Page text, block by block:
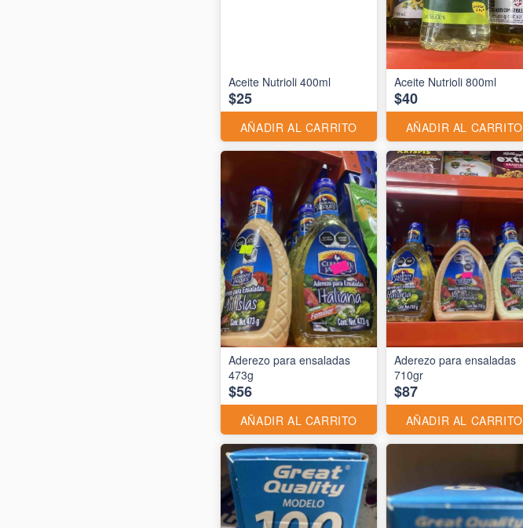
Aceite Nutrioli 400ml
$25
AÑADIR AL CARRITO
Aceite Nutrioli 800ml
$40
AÑADIR AL CARRITO
Aderezo para ensaladas
473g
$56
AÑADIR AL CARRITO
Aderezo para ensaladas
710gr
$87
AÑADIR AL CARRITO